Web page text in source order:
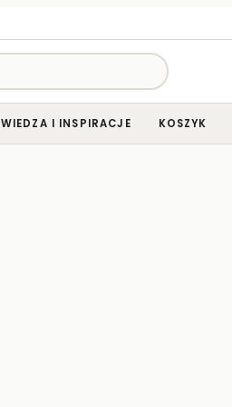
WIEDZA I INSPIRACJE KOSZYK